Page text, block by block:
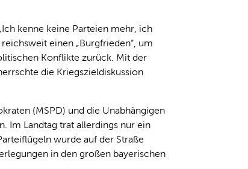
kenne keine Parteien mehr, ich
einen „Burgfrieden“, um
Konflikte zurück. Mit der
die Kriegszieldiskussion
(MSPD) und die Unabhängigen
Im Landtag trat allerdings nur ein
wurde auf der Straße
in den großen bayerischen